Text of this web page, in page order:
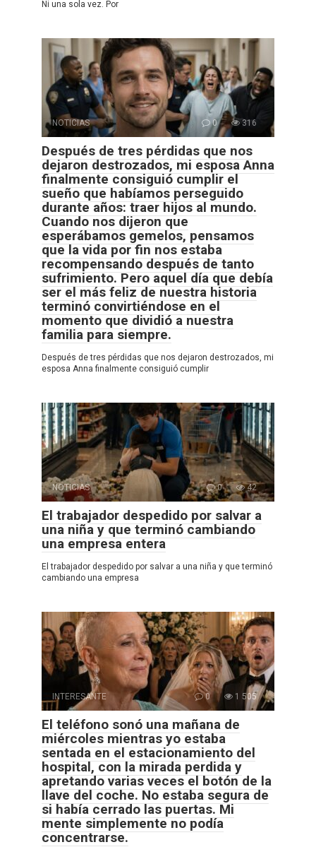
Ni una sola vez. Por
NOTICIAS 0 316
Después de tres pérdidas que nos
dejaron destrozados, mi esposa Anna
finalmente consiguió cumplir el
sueño que habíamos perseguido
durante años: traer hijos al mundo.
Cuando nos dijeron que
esperábamos gemelos, pensamos
que la vida por fin nos estaba
recompensando después de tanto
sufrimiento. Pero aquel día que debía
ser el más feliz de nuestra historia
terminó convirtiéndose en el
momento que dividió a nuestra
familia para siempre.
Después de tres pérdidas que nos dejaron destrozados, mi
esposa Anna finalmente consiguió cumplir
NOTICIAS 0 42
El trabajador despedido por salvar a
una niña y que terminó cambiando
una empresa entera
El trabajador despedido por salvar a una niña y que terminó
cambiando una empresa
INTERESANTE 0 1 505
El teléfono sonó una mañana de
miércoles mientras yo estaba
sentada en el estacionamiento del
hospital, con la mirada perdida y
apretando varias veces el botón de la
llave del coche. No estaba segura de
si había cerrado las puertas. Mi
mente simplemente no podía
concentrarse.